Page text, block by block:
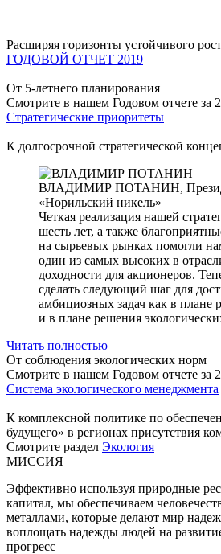
Расширяя горизонты устойчивого
ГОДОВОЙ ОТЧЕТ 2019
От 5-летнего планирования
Смотрите в нашем Годовом отчете за
Стратегические приоритеты
К долгосрочной стратегической
ВЛАДИМИР ПОТАНИН,
«Норильский никель»
Четкая реализация нашей
шесть лет, а также
на сырьевых рынках помогли
один из самых высоких в
доходности для акционеров.
сделать следующий шаг для
амбициозных задач как в плане
и в плане решения
Читать полностью
От соблюдения экологических норм
Смотрите в нашем Годовом отчете за
Система экологического менеджмента
К комплексной политике по
будущего» в регионах присутствия
Смотрите раздел Экология
МИССИЯ
Эффективно используя природные
капитал, мы обеспечиваем
металлами, которые делают мир
воплощать надежды людей на
прогресс